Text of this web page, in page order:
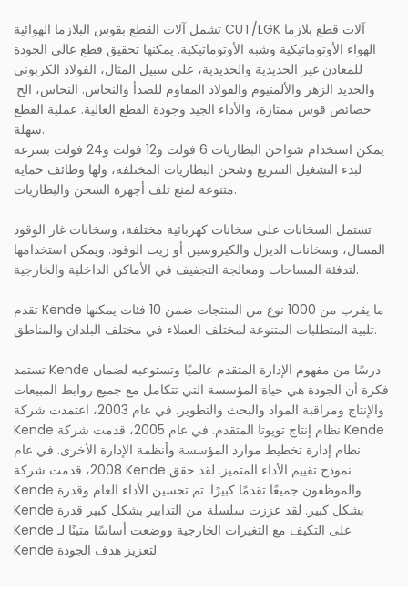
تشمل آلات القطع بقوس البلازما الهوائية CUT/LGK آلات قطع بلازما
الهواء الأوتوماتيكية وشبه الأوتوماتيكية. يمكنها تحقيق قطع عالي الجودة
للمعادن غير الحديدية والحديدية، على سبيل المثال، الفولاذ الكربوني
والحديد الزهر والألمنيوم والفولاذ المقاوم للصدأ والنحاس. النحاس، الخ.
خصائص قوس ممتازة، والأداء الجيد وجودة القطع العالية. عملية القطع
سهلة.
يمكن استخدام شواحن البطاريات 6 فولت و12 فولت و24 فولت بسرعة
لبدء التشغيل السريع وشحن البطاريات المختلفة، ولها وظائف حماية
متنوعة لمنع تلف أجهزة الشحن والبطاريات.
تشتمل السخانات على سخانات كهربائية مختلفة، وسخانات غاز الوقود
المسال، وسخانات الديزل والكيروسين أو زيت الوقود. ويمكن استخدامها
لتدفئة المساحات ومعالجة التجفيف في الأماكن الداخلية والخارجية.
تقدم Kende ما يقرب من 1000 نوع من المنتجات ضمن 10 فئات يمكنها
تلبية المتطلبات المتنوعة لمختلف العملاء في مختلف البلدان والمناطق.
تستمد Kende درسًا من مفهوم الإدارة المتقدم عالميًا وتستوعبه لضمان
فكرة أن الجودة هي حياة المؤسسة التي تتكامل مع جميع روابط المبيعات
والإنتاج ومراقبة المواد والبحث والتطوير. في عام 2003، اعتمدت شركة
Kende نظام إنتاج تويوتا المتقدم. في عام 2005، قدمت شركة Kende
نظام إدارة تخطيط موارد المؤسسة وأنظمة الإدارة الأخرى. في عام
2008، قدمت شركة Kende نموذج تقييم الأداء المتميز. لقد حقق
Kende والموظفون جميعًا تقدمًا كبيرًا. تم تحسين الأداء العام وقدرة
Kende بشكل كبير. لقد عززت سلسلة من التدابير بشكل كبير قدرة
Kende على التكيف مع التغيرات الخارجية ووضعت أساسًا متينًا لـ
Kende لتعزيز هدف الجودة.